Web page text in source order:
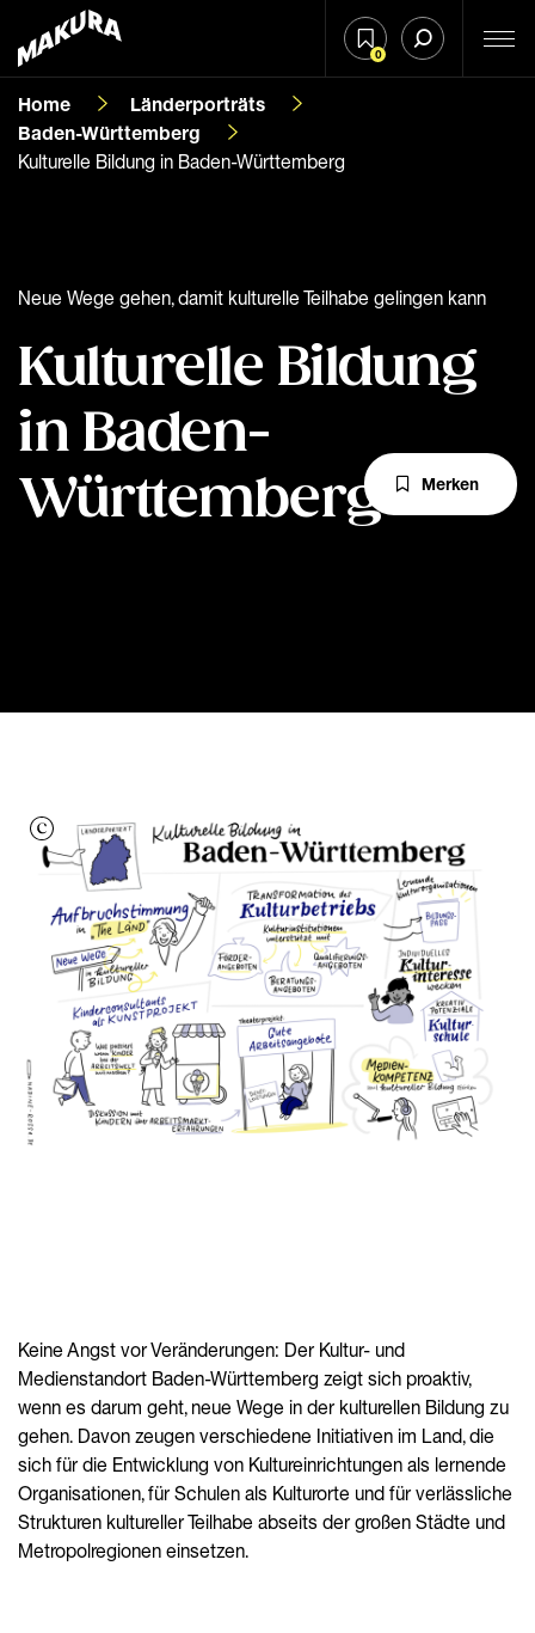
0
Home
Länderporträts
Baden-Württemberg
Kulturelle Bildung in Baden-Württemberg
Neue Wege gehen, damit kulturelle Teilhabe gelingen kann
Kulturelle Bildung
in Baden-
Württemberg
Merken
Keine Angst vor Veränderungen: Der Kultur- und
Medienstandort Baden-Württemberg zeigt sich proaktiv,
wenn es darum geht, neue Wege in der kulturellen Bildung zu
gehen. Davon zeugen verschiedene Initiativen im Land, die
sich für die Entwicklung von Kultureinrichtungen als lernende
Organisationen, für Schulen als Kulturorte und für verlässliche
Strukturen kultureller Teilhabe abseits der großen Städte und
Metropolregionen einsetzen.